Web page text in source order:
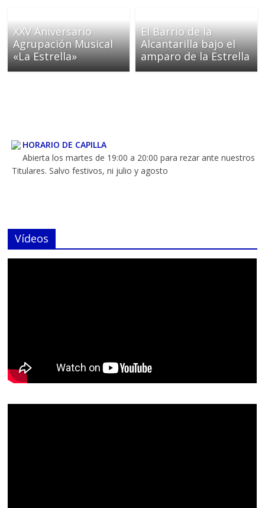
XXV Aniversario
Agrupación Musical
«La Estrella»
El Barrio de la
Alcantarilla bajo el
amparo de la Estrella
MISA DE HERMANDAD
Los sábados primero de mes a las 20:00 h. en horario de
verano y 19:30 en horario de invierno, salvo indicación
contraria.
Titulares. Salvo festivos, ni julio y agosto
Vídeos